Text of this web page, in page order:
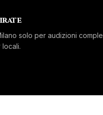
solo per audizioni
locali.